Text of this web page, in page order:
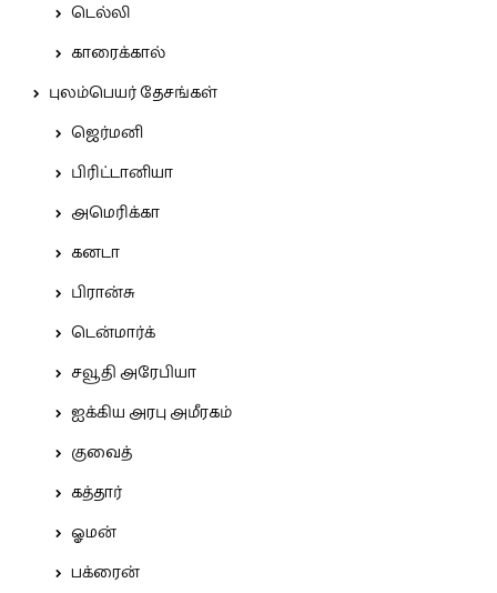
டெல்லி
காரைக்கால்
புலம்பெயர் தேசங்கள்
ஜெர்மனி
பிரிட்டானியா
அமெரிக்கா
கனடா
பிரான்சு
டென்மார்க்
சவூதி அரேபியா
ஐக்கிய அரபு அமீரகம்
குவைத்
கத்தார்
ஓமன்
பக்ரைன்